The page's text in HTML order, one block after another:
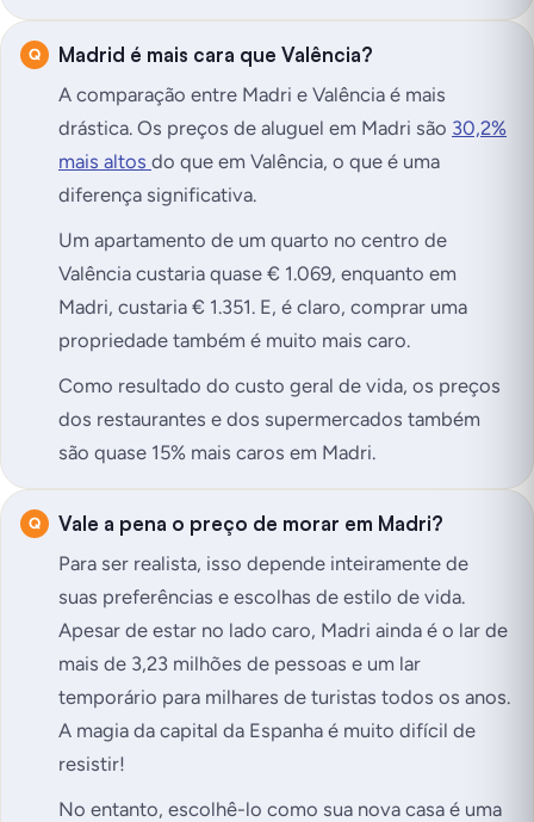
Madrid é mais cara que Valência?
A comparação entre Madri e Valência é mais
drástica. Os preços de aluguel em Madri são 30,2%
mais altos do que em Valência, o que é uma
diferença significativa.
Um apartamento de um quarto no centro de
Valência custaria quase € 1.069, enquanto em
Madri, custaria € 1.351. E, é claro, comprar uma
propriedade também é muito mais caro.
Como resultado do custo geral de vida, os preços
dos restaurantes e dos supermercados também
são quase 15% mais caros em Madri.
Vale a pena o preço de morar em Madri?
Para ser realista, isso depende inteiramente de
suas preferências e escolhas de estilo de vida.
Apesar de estar no lado caro, Madri ainda é o lar de
mais de 3,23 milhões de pessoas e um lar
temporário para milhares de turistas todos os anos.
A magia da capital da Espanha é muito difícil de
resistir!
No entanto, escolhê-lo como sua nova casa é uma